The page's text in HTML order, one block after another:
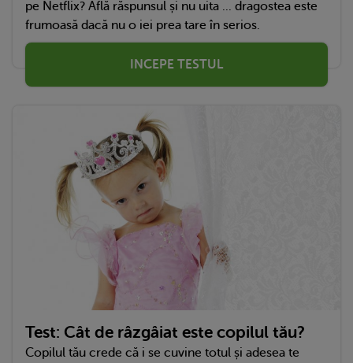
pe Netflix? Află răspunsul și nu uita ... dragostea este
frumoasă dacă nu o iei prea tare în serios.
INCEPE TESTUL
Test: Cât de râzgâiat este copilul tău?
Copilul tău crede că i se cuvine totul și adesea te